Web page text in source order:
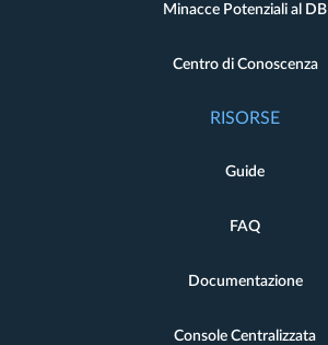
Minacce Potenziali al DB
Centro di Conoscenza
RISORSE
Guide
FAQ
Documentazione
Console Centralizzata